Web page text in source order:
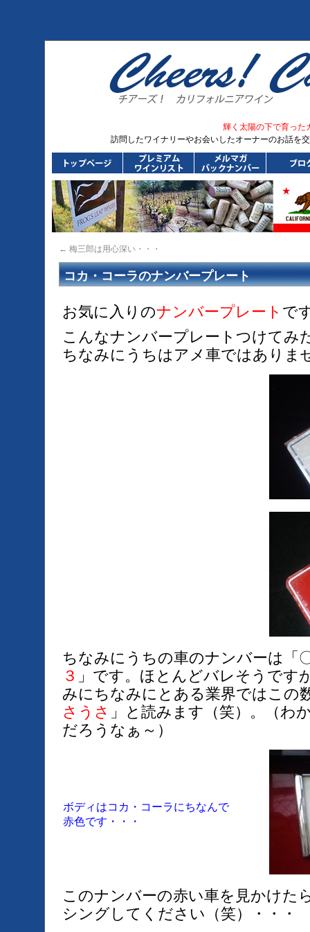
輝く太陽の下で育った
訪問したワイナリーやお会いしたオーナーのお話を
← 梅三郎は用心深い・・・
コカ・コーラのナンバープレート
お気に入りのナンバープレート で
こんなナンバープレートつけてみ
ちなみにうちはアメ車ではありま
ちなみにうちの車のナンバーは「
３ 」です。ほとんどバレそうです
みにちなみにとある業界ではこの
さうさ 」と読みます（笑）。（わ
だろうなぁ～）
ボディはコカ・コーラにちなんで
赤色です・・・
このナンバーの赤い車を見かけた
シングしてください（笑）・・・